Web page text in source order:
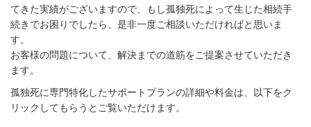
てきた実績がございますので、もし孤独死によって生じた相続手
続きでお困りでしたら、是非一度ご相談いただければと思いま
す。
お客様の問題について、解決までの道筋をご提案させていただき
ます。
孤独死に専門特化したサポートプランの詳細や料金は、以下をク
リックしてもらうとご覧いただけます。